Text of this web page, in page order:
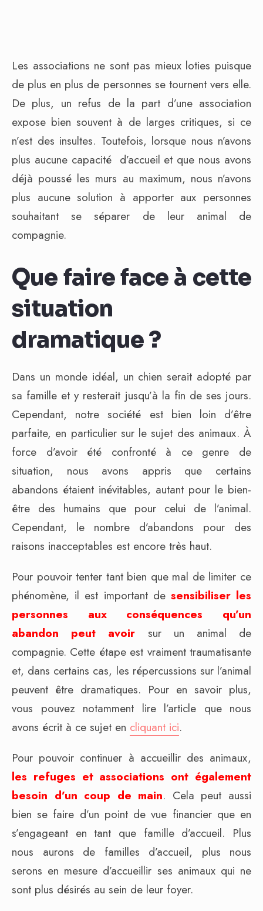
Les associations ne sont pas mieux loties puisque
de plus en plus de personnes se tournent vers elle.
De plus, un refus de la part d’une association
expose bien souvent à de larges critiques, si ce
n’est des insultes. Toutefois, lorsque nous n’avons
plus aucune capacité d’accueil et que nous avons
déjà poussé les murs au maximum, nous n’avons
plus aucune solution à apporter aux personnes
souhaitant se séparer de leur animal de
compagnie.
Que faire face à cette
situation
dramatique ?
Dans un monde idéal, un chien serait adopté par
sa famille et y resterait jusqu’à la fin de ses jours.
Cependant, notre société est bien loin d’être
parfaite, en particulier sur le sujet des animaux. À
force d’avoir été confronté à ce genre de
situation, nous avons appris que certains
abandons étaient inévitables, autant pour le bien-
être des humains que pour celui de l’animal.
Cependant, le nombre d’abandons pour des
raisons inacceptables est encore très haut.
Pour pouvoir tenter tant bien que mal de limiter ce
phénomène, il est important de sensibiliser les
personnes aux conséquences qu’un
abandon peut avoir sur un animal de
compagnie. Cette étape est vraiment traumatisante
et, dans certains cas, les répercussions sur l’animal
peuvent être dramatiques. Pour en savoir plus,
vous pouvez notamment lire l’article que nous
avons écrit à ce sujet en cliquant ici.
Pour pouvoir continuer à accueillir des animaux,
les refuges et associations ont également
besoin d’un coup de main. Cela peut aussi
bien se faire d’un point de vue financier que en
s’engageant en tant que famille d’accueil. Plus
nous aurons de familles d’accueil, plus nous
serons en mesure d’accueillir ses animaux qui ne
sont plus désirés au sein de leur foyer.